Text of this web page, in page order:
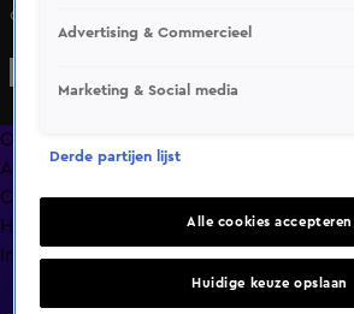
dat borsthaar. Beenhaar is wel welkom!
Overzicht
Afleveringen
Clips
Hoe is het nu met?
Info
Advertising & Commercieel
Marketing & Social media
Derde partijen lijst
Alle cookies accepteren
Huidige keuze opslaan